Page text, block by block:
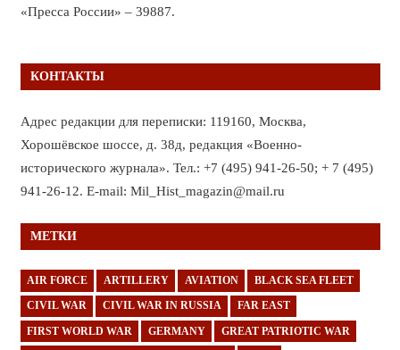
«Пресса России» – 39887.
КОНТАКТЫ
Адрес редакции для переписки: 119160, Москва,
Хорошёвское шоссе, д. 38д, редакция «Военно-
исторического журнала». Тел.: +7 (495) 941-26-50; + 7 (495)
941-26-12. E-mail: Mil_Hist_magazin@mail.ru
МЕТКИ
AIR FORCE ARTILLERY AVIATION BLACK SEA FLEET
CIVIL WAR CIVIL WAR IN RUSSIA FAR EAST
FIRST WORLD WAR GERMANY GREAT PATRIOTIC WAR